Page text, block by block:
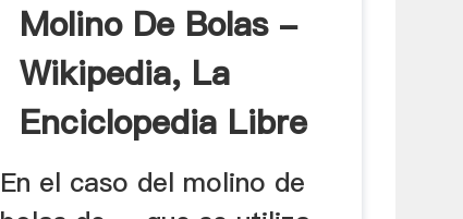
Molino De Bolas -
Wikipedia, La
Enciclopedia Libre
En el caso del molino de